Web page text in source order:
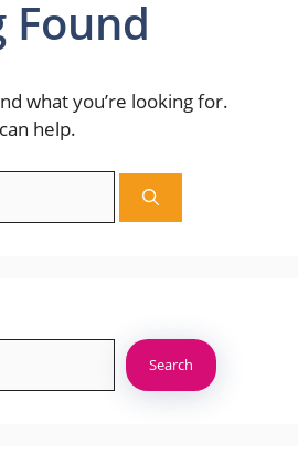
what you’re looking for.
help.
Search